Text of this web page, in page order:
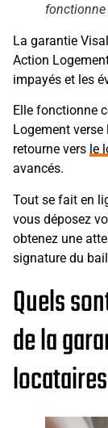
fonctionne
La garantie
Action
impayés et les
Elle fonctionne
Logement
retourne vers le
avancés.
Tout se fait en
vous déposez
obtenez une
signature du
Quels
de la